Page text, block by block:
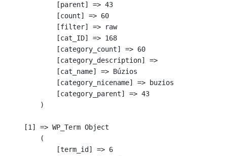
            [parent] => 43
            [count] => 60
            [filter] => raw
            [cat_ID] => 168
            [category_count] => 60
            [category_description] =>
            [cat_name] => Búzios
            [category_nicename] => buzios
            [category_parent] => 43
        )
    [1] => WP_Term Object
        (
            [term_id] => 6